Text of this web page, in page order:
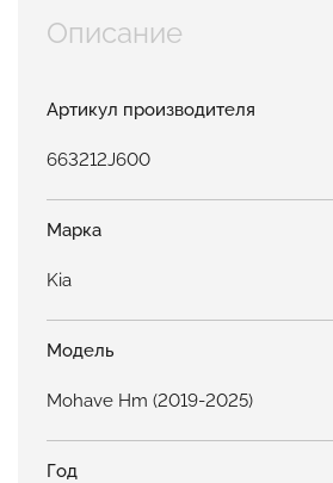
Описание
Артикул производителя
663212J600
Марка
Kia
Модель
Mohave Hm (2019-2025)
Год